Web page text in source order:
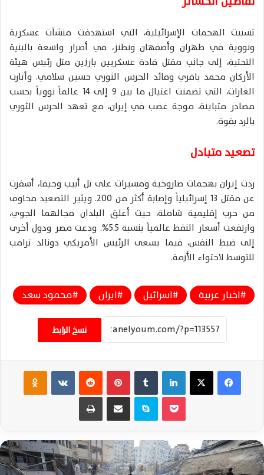
تسببت الهجمات الإسرائيلية، التي استهدفت منشآت عسكرية
ونووية في طهران وأصفهان ونطنز، في أضرار واسعة بالبنية
التحتية، إلى جانب مقتل قادة عسكريين بارزين مثل رئيس هيئة
الأركان محمد باقري وقائد الحرس الثوري حسين سلامي. وأثارت
الغارات، التي تضمنت اغتيال ما بين 9 إلى 14 عالماً نووياً بحسب
مصادر متباينة، موجة غضب في إيران، مع تعهد الحرس الثوري
بالرد بقوة.
تصعيد متبادل
ردت إيران بهجمات صاروخية ومسيرات على تل أبيب وحيفا، أسفرت
عن مقتل 13 إسرائيلياً وإصابة أكثر من 200. ويثير التصعيد مخاوف
من حرب إقليمية شاملة، حيث أغلق البلدان مجالهما الجوي،
وارتفعت أسعار النفط عالمياً بنسبة 5.5%. ودعت مصر ودول أخرى
إلى ضبط النفس، فيما يسعى الرئيس الأمريكي دونالد ترامب
للتوسط لاحتواء الأزمة.
اخبار عربية اسرائيل ايران محمود سعد
نسخ الرابط
فيسبوك ‫X لينكدإن بينتيريست ‏VKontakte
سكايب مشاركة عبر البريد طباعة